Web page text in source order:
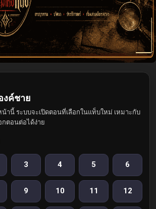
งค์ชาย
านี้ ระบบจะเปิดตอนที่เลือกในแท็บใหม่ เหมาะกับ
ตอนต่อได้ง่าย
3 4 5 6
9 10 11 12